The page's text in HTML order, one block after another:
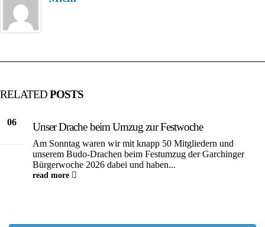
RELATEDPOSTS
06 Unser Drache beim Umzug zur Festwoche
Am Sonntag waren wir mit knapp 50 Mitgliedern und
unserem Budo‑Drachen beim Festumzug der Garchinger
Bürgerwoche 2026 dabei und haben...
read more